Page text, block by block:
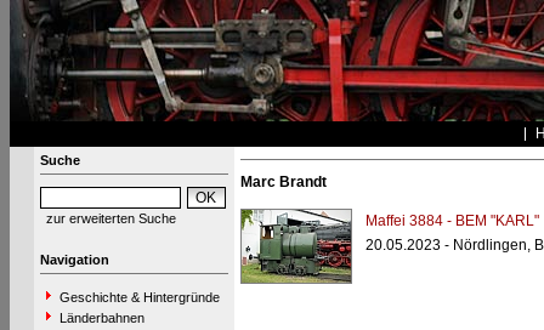
Suche
zur erweiterten Suche
Navigation
Geschichte & Hintergründe
Länderbahnen
Marc Brandt
Maffei 3884 - BEM "KARL"
20.05.2023 - Nördlingen,